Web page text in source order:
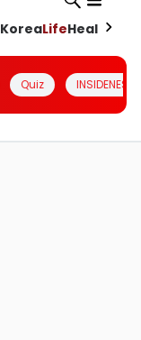
KoreaLifeHealth
Quiz INSIDENESIA